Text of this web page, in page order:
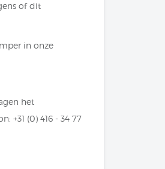
of dit
in onze
het
+31 (0) 416 - 34 77